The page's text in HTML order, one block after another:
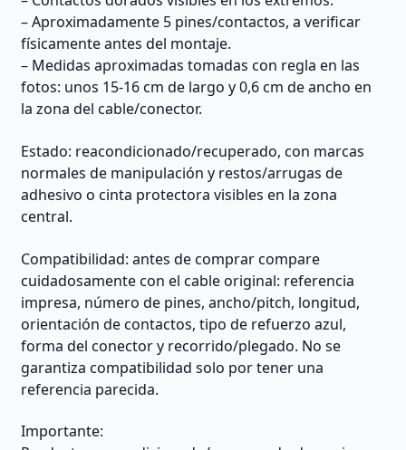
– Aproximadamente 5 pines/contactos, a verificar
físicamente antes del montaje.
– Medidas aproximadas tomadas con regla en las
fotos: unos 15-16 cm de largo y 0,6 cm de ancho en
la zona del cable/conector.
Estado: reacondicionado/recuperado, con marcas
normales de manipulación y restos/arrugas de
adhesivo o cinta protectora visibles en la zona
central.
Compatibilidad: antes de comprar compare
cuidadosamente con el cable original: referencia
impresa, número de pines, ancho/pitch, longitud,
orientación de contactos, tipo de refuerzo azul,
forma del conector y recorrido/plegado. No se
garantiza compatibilidad solo por tener una
referencia parecida.
Importante: